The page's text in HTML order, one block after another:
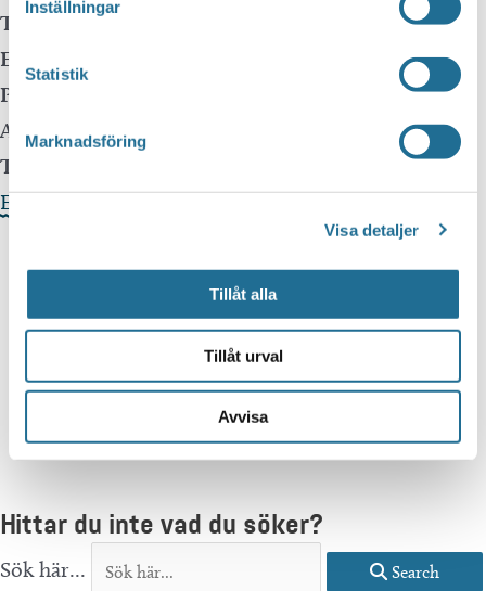
Inställningar
Statistik
Marknadsföring
Visa detaljer
Tillåt alla
Tillåt urval
Avvisa
Telefon:
0141-225046
E-mail:
Pris:
Arrangör:
Telefonnummer arrangör:
Evenemangets webbplats »
Hittar du inte vad du söker?
Sök här... Search